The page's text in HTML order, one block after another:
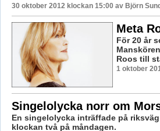
30 oktober 2012 klockan 15:00 av Björn
Meta
För 20 år
Roos till
1 oktober
Singelolycka norr om
En singelolycka inträffade på
klockan två på måndagen.